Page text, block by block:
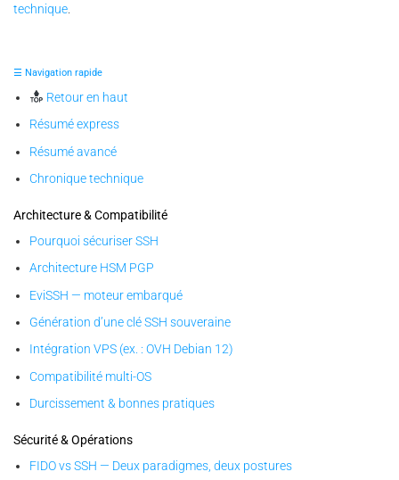
technique
☰ Navigation rapide
Retour en haut
Résumé express
Résumé avancé
Chronique technique
Architecture & Compatibilité
Pourquoi sécuriser SSH
Architecture HSM PGP
EviSSH — moteur embarqué
Génération d’une clé SSH souveraine
Intégration VPS (ex. : OVH Debian 12)
Compatibilité multi-OS
Durcissement & bonnes pratiques
Sécurité & Opérations
FIDO vs SSH — Deux paradigmes, deux postures